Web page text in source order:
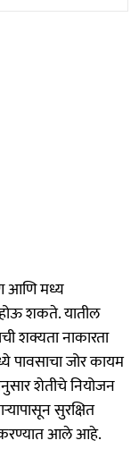
आणि मध्य
होऊ शकते. यातील
शक्यता नाकारता
पावसाचा जोर कायम
शेतीचे नियोजन
सुरक्षित
आले आहे.